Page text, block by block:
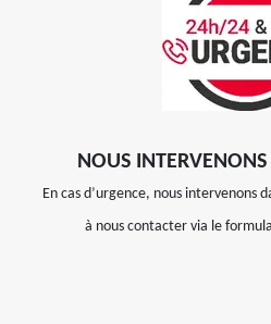
NOUS
En cas d’urgence, nous intervenons
à nous contacter via le